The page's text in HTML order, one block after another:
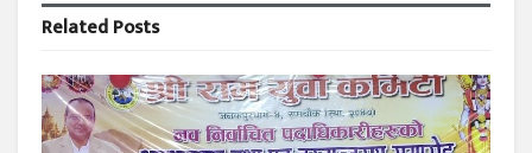
RelatedPosts